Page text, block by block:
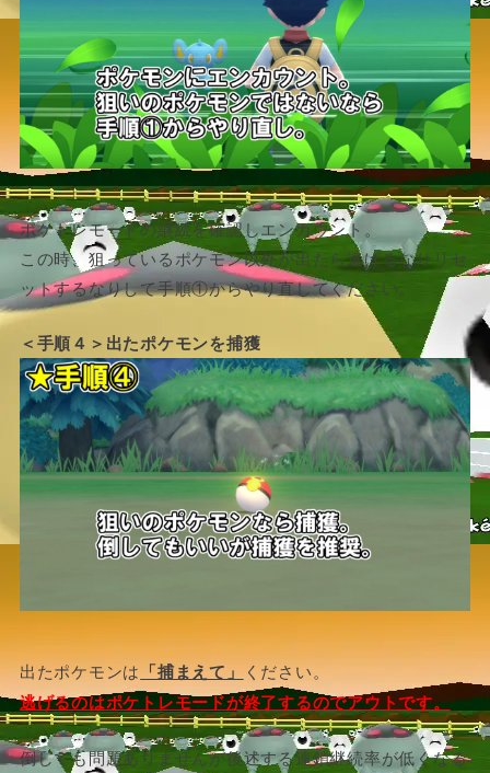
ポケトレモードの継続を確認しエンカウント。
この時、狙っているポケモン以外が出たら逃げるなりリセ
ットするなりして手順①からやり直してください。
＜手順４＞出たポケモンを捕獲
出たポケモンは 「捕まえて」 ください。
逃げるのはポケトレモードが終了するのでアウトです。
倒しても問題ありませんが後述する連鎖継続率が低くなる